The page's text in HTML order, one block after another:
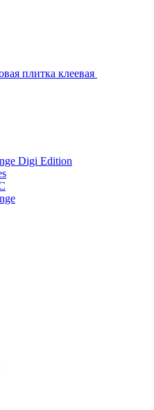
плитка клеевая
Digi Edition